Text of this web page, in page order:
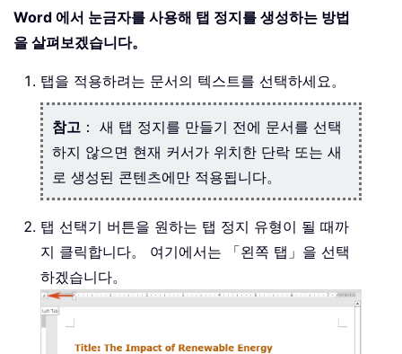
Word 에서 눈금자를 사용해 탭 정지를 생성하는 방법
을 살펴보겠습니다。
탭을 적용하려는 문서의 텍스트를 선택하세요。
참고 ： 새 탭 정지를 만들기 전에 문서를 선택
하지 않으면 현재 커서가 위치한 단락 또는 새
로 생성된 콘텐츠에만 적용됩니다。
탭 선택기 버튼을 원하는 탭 정지 유형이 될 때까
지 클릭합니다。 여기에서는 「왼쪽 탭」을 선택
하겠습니다。